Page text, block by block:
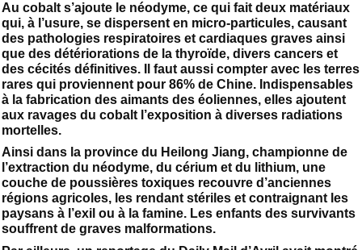
Au cobalt s’ajoute le néodyme, ce qui fait deux matériaux
qui, à l’usure, se dispersent en micro-particules, causant
des pathologies respiratoires et cardiaques graves ainsi
que des détériorations de la thyroïde, divers cancers et
des cécités définitives. Il faut aussi compter avec les terres
rares qui proviennent pour 86% de Chine. Indispensables
à la fabrication des aimants des éoliennes, elles ajoutent
aux ravages du cobalt l’exposition à diverses radiations
mortelles.
Ainsi dans la province du Heilong Jiang, championne de
l’extraction du néodyme, du cérium et du lithium, une
couche de poussières toxiques recouvre d’anciennes
régions agricoles, les rendant stériles et contraignant les
paysans à l’exil ou à la famine. Les enfants des survivants
souffrent de graves malformations.